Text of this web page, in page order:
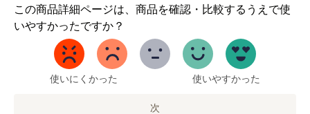
この商品詳細ページは、商品を確認・比較するうえで使
いやすかったですか？
1
か
使いにくかった 使いやすかった
次